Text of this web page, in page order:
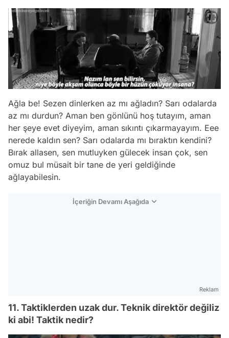
Ağla be! Sezen dinlerken az mı ağladın? Sarı odalarda
az mı durdun? Aman ben gönlünü hoş tutayım, aman
her şeye evet diyeyim, aman sıkıntı çıkarmayayım. Eee
nerede kaldın sen? Sarı odalarda mı bıraktın kendini?
Bırak allasen, sen mutluyken gülecek insan çok, sen
omuz bul müsait bir tane de yeri geldiğinde
ağlayabilesin.
İçeriğin Devamı Aşağıda
Reklam
11. Taktiklerden uzak dur. Teknik direktör değiliz
ki abi! Taktik nedir?